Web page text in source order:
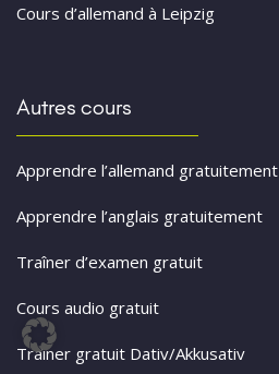
Cours d’allemand à Leipzig
Autres cours
Apprendre l’allemand gratuitement
Apprendre l’anglais gratuitement
Traîner d’examen gratuit
Cours audio gratuit
Traîner gratuit Dativ/Akkusativ